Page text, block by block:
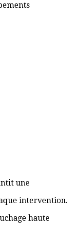
une
intervention.
haute